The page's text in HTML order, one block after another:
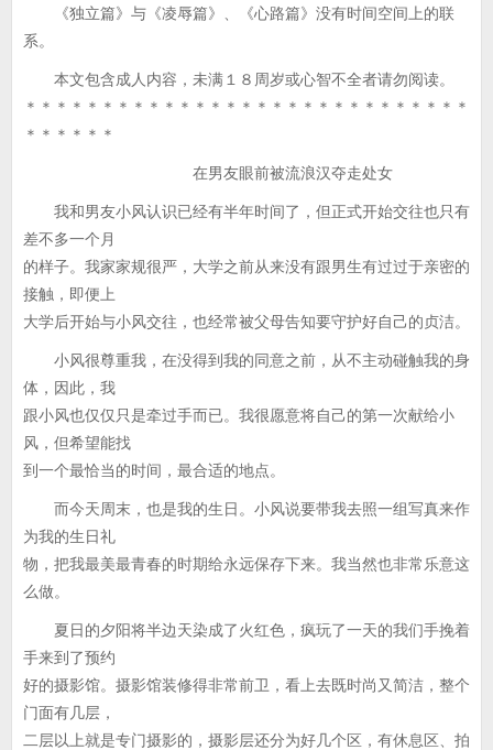
《独立篇》与《凌辱篇》、《心路篇》没有时间空间上的联
系。
本文包含成人内容，未满１８周岁或心智不全者请勿阅读。
＊＊＊＊＊＊＊＊＊＊＊＊＊＊＊＊＊＊＊＊＊＊＊＊＊＊＊＊＊
＊＊＊＊＊＊
在男友眼前被流浪汉夺走处女
我和男友小风认识已经有半年时间了，但正式开始交往也只有
差不多一个月
的样子。我家家规很严，大学之前从来没有跟男生有过过于亲密的
接触，即便上
大学后开始与小风交往，也经常被父母告知要守护好自己的贞洁。
小风很尊重我，在没得到我的同意之前，从不主动碰触我的身
体，因此，我
跟小风也仅仅只是牵过手而已。我很愿意将自己的第一次献给小
风，但希望能找
到一个最恰当的时间，最合适的地点。
而今天周末，也是我的生日。小风说要带我去照一组写真来作
为我的生日礼
物，把我最美最青春的时期给永远保存下来。我当然也非常乐意这
么做。
夏日的夕阳将半边天染成了火红色，疯玩了一天的我们手挽着
手来到了预约
好的摄影馆。摄影馆装修得非常前卫，看上去既时尚又简洁，整个
门面有几层，
二层以上就是专门摄影的，摄影层还分为好几个区，有休息区、拍